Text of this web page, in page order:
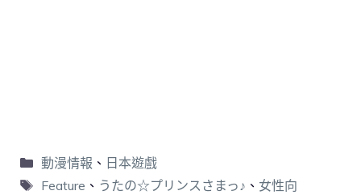
動漫情報 、 日本遊戲
Feature 、 うたの☆プリンスさまっ♪ 、 女性向